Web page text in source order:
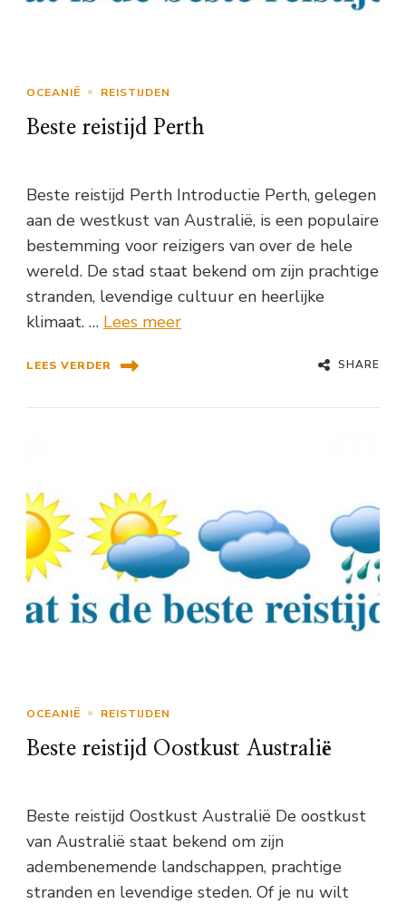
OCEANIË REISTIJDEN
Beste reistijd Perth
Beste reistijd Perth Introductie Perth, gelegen
aan de westkust van Australië, is een populaire
bestemming voor reizigers van over de hele
wereld. De stad staat bekend om zijn prachtige
stranden, levendige cultuur en heerlijke
klimaat. … Lees meer
LEES VERDER SHARE
OCEANIË REISTIJDEN
Beste reistijd Oostkust Australië
Beste reistijd Oostkust Australië De oostkust
van Australië staat bekend om zijn
adembenemende landschappen, prachtige
stranden en levendige steden. Of je nu wilt